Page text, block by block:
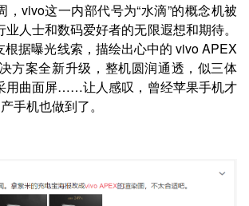
，vivo这一内部代号为“水滴”的概念机被
人士和数码爱好者的无限遐想和期待。
根据曝光线索，描绘出心中的 vivo APEX
方案全新升级，整机圆润通透，似三体
用曲面屏……让人感叹，曾经苹果手机才
手机也做到了。